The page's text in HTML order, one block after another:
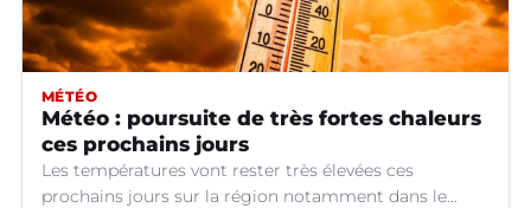
MÉTÉO
Météo : poursuite de très fortes chaleurs
ces prochains jours
Les températures vont rester très élevées ces
prochains jours sur la région notamment dans le